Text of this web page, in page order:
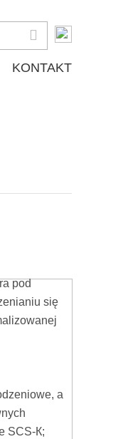
KONTAKT
pod
się
a
SCS-К;